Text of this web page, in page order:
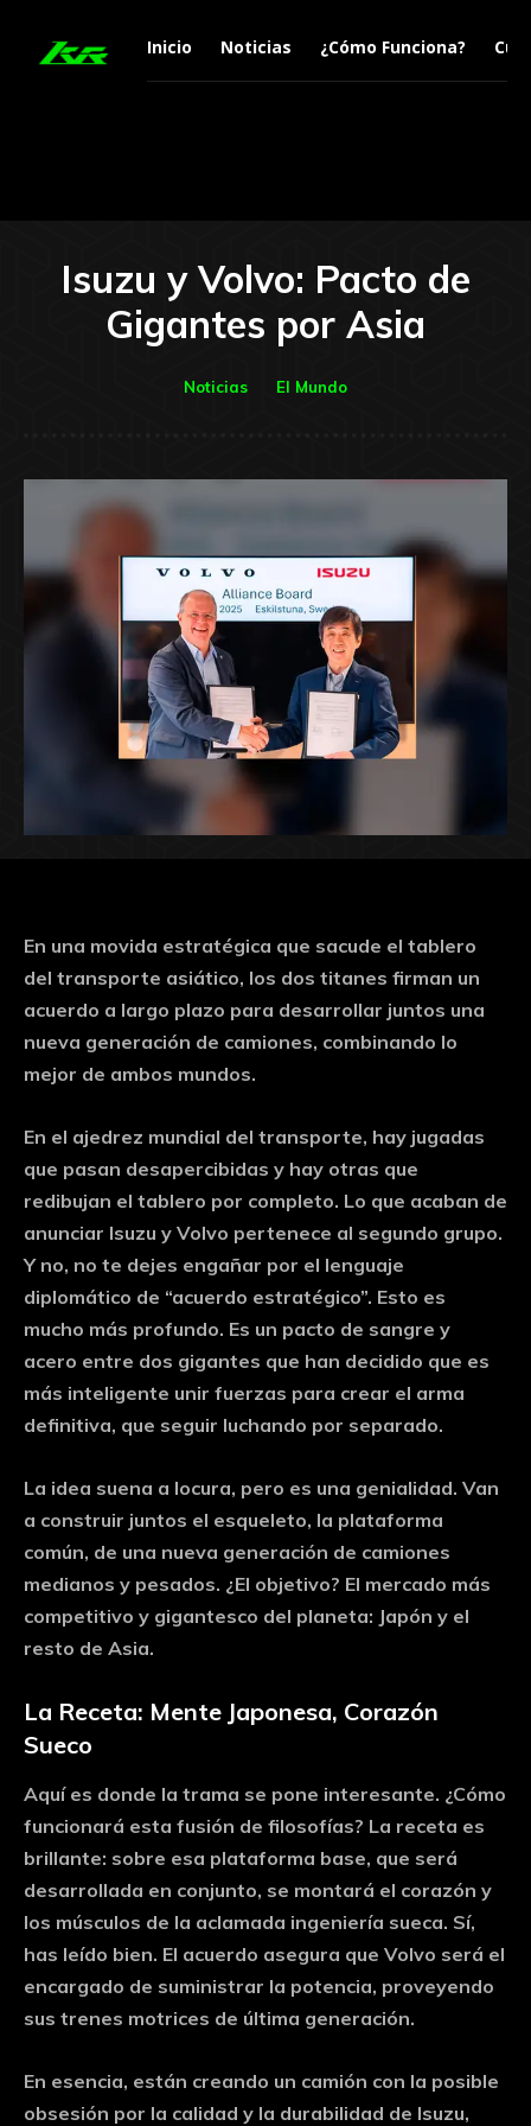
Inicio Noticias ¿Cómo Funciona?
Isuzu y Volvo: Pacto de
Gigantes por Asia
Noticias El Mundo
En una movida estratégica que sacude el tablero
del transporte asiático, los dos titanes firman un
acuerdo a largo plazo para desarrollar juntos una
nueva generación de camiones, combinando lo
mejor de ambos mundos.
En el ajedrez mundial del transporte, hay jugadas
que pasan desapercibidas y hay otras que
redibujan el tablero por completo. Lo que acaban de
anunciar Isuzu y Volvo pertenece al segundo grupo.
Y no, no te dejes engañar por el lenguaje
diplomático de “acuerdo estratégico”. Esto es
mucho más profundo. Es un pacto de sangre y
acero entre dos gigantes que han decidido que es
más inteligente unir fuerzas para crear el arma
definitiva, que seguir luchando por separado.
La idea suena a locura, pero es una genialidad. Van
a construir juntos el esqueleto, la plataforma
común, de una nueva generación de camiones
medianos y pesados. ¿El objetivo? El mercado más
competitivo y gigantesco del planeta: Japón y el
resto de Asia.
La Receta: Mente Japonesa, Corazón
Sueco
Aquí es donde la trama se pone interesante. ¿Cómo
funcionará esta fusión de filosofías? La receta es
brillante: sobre esa plataforma base, que será
desarrollada en conjunto, se montará el corazón y
los músculos de la aclamada ingeniería sueca. Sí,
has leído bien. El acuerdo asegura que Volvo será el
encargado de suministrar la potencia, proveyendo
sus trenes motrices de última generación.
En esencia, están creando un camión con la posible
obsesión por la calidad y la durabilidad de Isuzu,